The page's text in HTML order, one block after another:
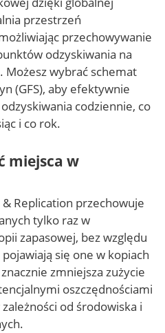
przestrzeń
przechowywanie
odzyskiwania na
Możesz wybrać schemat
(GFS), aby efektywnie
codziennie, co
i co rok.
miejsca w
& Replication przechowuje
tylko raz w
zapasowej, bez względu
się one w kopiach
zmniejsza zużycie
oszczędnościami
od środowiska i